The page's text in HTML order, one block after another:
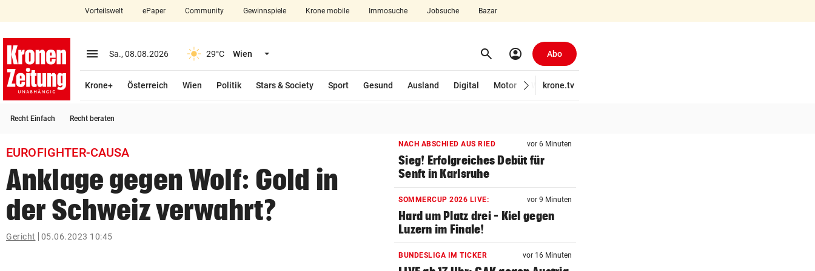
closeSchließen
account_circle Anmelden
arrow_right
search
Suchbegriff
eingeben
Vorteilswelt ePaper Community Gewinnspiele Krone mobile Immosuche Jobsuche Bazar
menu Menü aufklappen
Sa., 08.08.2026 29°C Wien Menü aufklappen search Suchen
account_circle Abo
Krone+ Österreich Wien Politik Stars & Society Sport Gesund Ausland Digital Motor Wirtschaft
krone.tv
Recht Einfach Recht beraten
EUROFIGHTER-CAUSA
Anklage gegen Wolf: Gold in
der Schweiz verwahrt?
Gericht 05.06.2023 10:45
NACH ABSCHIED AUS RIED vor 6 Minuten
Sieg! Erfolgreiches Debüt für
Senft in Karlsruhe
SOMMERCUP 2026 LIVE: vor 9 Minuten
Hard um Platz drei – Kiel gegen
Luzern im Finale!
BUNDESLIGA IM TICKER vor 16 Minuten